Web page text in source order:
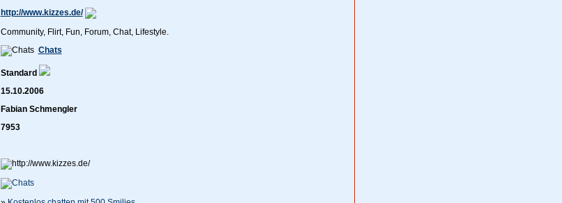
http://www.kizzes.de/
Community, Flirt, Fun, Forum, Chat, Lifestyle.
Chats
Standard
15.10.2006
Fabian Schmengler
7953